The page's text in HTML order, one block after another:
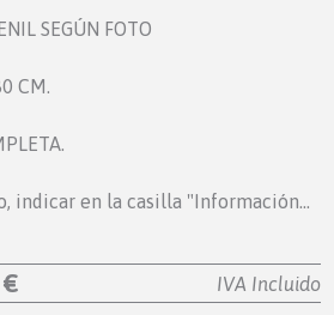
SEGÚN FOTO
CM.
indicar en la casilla "Información…
€ IVA Incluido